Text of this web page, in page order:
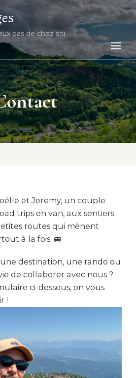
pas de chez soi
et Jeremy, un couple
trips en van, aux sentiers
routes qui mènent
à la fois. 🚐
destination, une rando ou
de collaborer avec nous ?
ci-dessous, on vous
!